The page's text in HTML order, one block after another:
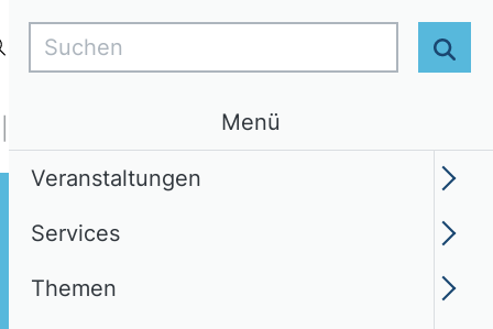
Login DE
Themen Verband
Suchen
Menü
Veranstaltungen
Services
Themen